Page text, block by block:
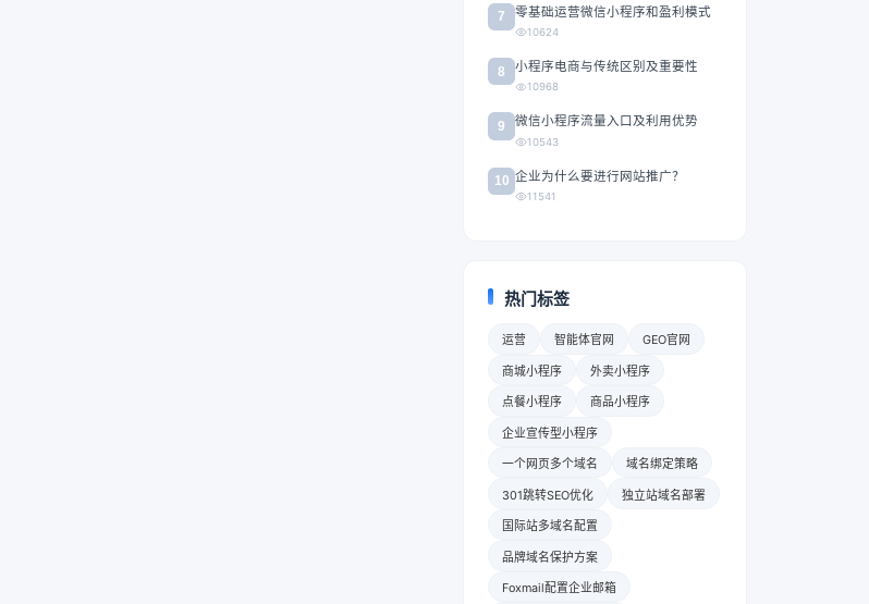
7 零基础运营微信小程序和盈利模式
10624
8 小程序电商与传统区别及重要性
10968
9 微信小程序流量入口及利用优势
10543
10 企业为什么要进行网站推广？
11541
热门标签
运营 智能体官网 GEO官网
商城小程序 外卖小程序
点餐小程序 商品小程序
企业宣传型小程序
一个网页多个域名 域名绑定策略
301跳转SEO优化 独立站域名部署
国际站多域名配置
品牌域名保护方案
Foxmail配置企业邮箱